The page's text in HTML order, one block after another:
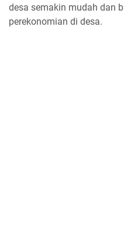
desa semakin mudah dan
perekonomian di desa.